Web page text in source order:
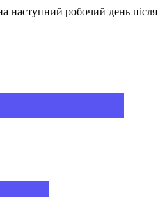
наступний робочий день після